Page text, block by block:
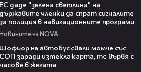
ЕС даде "зелена светлина" на
държавите членки да спрат сигналите
за полиция в навигационните програми
Новините на NOVA
Шофьор на автобус свали момче със
СОП заради изтекла карта, то вървя с
часове в жегата